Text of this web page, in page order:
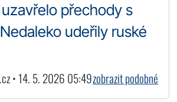
přechody s
udeřily ruské
• 14. 5. 2026 05:49zobrazit podobné